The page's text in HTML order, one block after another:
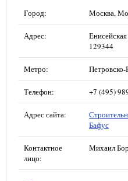
Город: Москва,
Адрес:
129344
Метро: Петровско-
Телефон: +7 (495)
Адрес сайта:
Бафус
Контактное
лицо:
Михаил